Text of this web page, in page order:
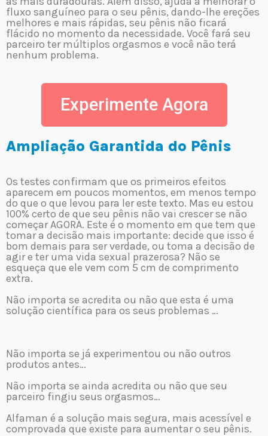
fluxo sanguíneo para o seu pênis, dando-lhe ereções
melhores e mais rápidas, seu pênis não ficará
flácido no momento da necessidade. Você fará seu
parceiro ter múltiplos orgasmos e você não terá
nenhum problema.
Experimente Agora
Ampliação Garantida do Pênis
Os testes confirmam que os primeiros efeitos
aparecem em poucos momentos, em menos tempo
do que o que levou para ler este texto. Mas eu estou
100% certo de que seu pênis não vai crescer se não
começar AGORA. Este é o momento em que tem que
tomar a decisão mais importante: decide que isso é
bom demais para ser verdade, ou toma a decisão de
agir e ter uma vida sexual prazerosa? Não se
esqueça que ele vem com 5 cm de comprimento
extra.
Não importa se acredita ou não que esta é uma
solução científica para os seus problemas …
Não importa se já experimentou ou não outros
produtos antes…
Não importa se ainda acredita ou não que seu
parceiro fingiu seus orgasmos…
Alfaman é a solução mais segura, mais acessível e
comprovada que existe para aumentar o seu pênis.